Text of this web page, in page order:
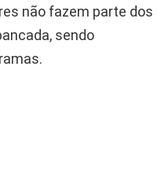
não fazem parte dos
sendo